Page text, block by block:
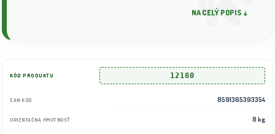
NA CELÝ POPIS ↓
KÓD PRODUKTU 12180
EAN KÓD 8591365393354
ORIENTAČNÁ HMOTNOSŤ 8 kg